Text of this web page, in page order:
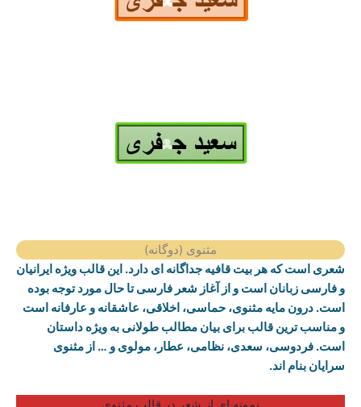
مثنوی (دوگانه)
شعری است که هر بیت قافیه جداگانه ای دارد. این قالب ویژه ایرانیان
و فارسی زبانان است و از آغاز شعر فارسی تا حال مورد توجه بوده
است. درون مایه مثنوی، حماسی، اخلاقی، عاشقانه و عارفانه است
و مناسب ترین قالب برای بیان مطالب طولانی به ویژه داستان
است. فردوسی، سعدی، نظامی، عطار، مولوی و … از مثنوی
سرایان بنام اند.